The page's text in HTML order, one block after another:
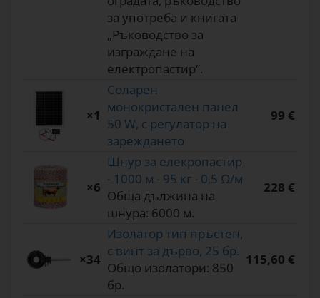
за употреба и книгата
„Ръководство за
изграждане на
електропастир“.
×1
Соларен
монокристален панел
50 W, с регулатор на
зареждането
99 €
×6
Шнур за елекропастир
- 1000 м - 95 кг - 0,5 Ω/м
Обща дължина на
шнура: 6000 м.
228 €
×34
Изолатор тип пръстен,
с винт за дърво, 25 бр.
Общо изолатори: 850
бр.
115,60 €